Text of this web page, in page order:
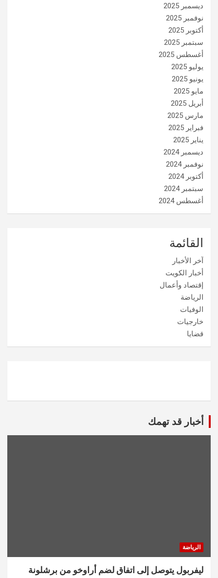
ديسمبر 2025
نوفمبر 2025
أكتوبر 2025
سبتمبر 2025
أغسطس 2025
يوليو 2025
يونيو 2025
مايو 2025
أبريل 2025
مارس 2025
فبراير 2025
يناير 2025
ديسمبر 2024
نوفمبر 2024
أكتوبر 2024
سبتمبر 2024
أغسطس 2024
القائمة
آخر الأخبار
أخبار الكويت
إقتصاد وأعمال
الرياضة
الوفيات
خارجيات
قضايا
أخبار قد تهمك
الرياضة
ليفربول يتوصل إلى اتفاق لضم أراوخو من برشلونة